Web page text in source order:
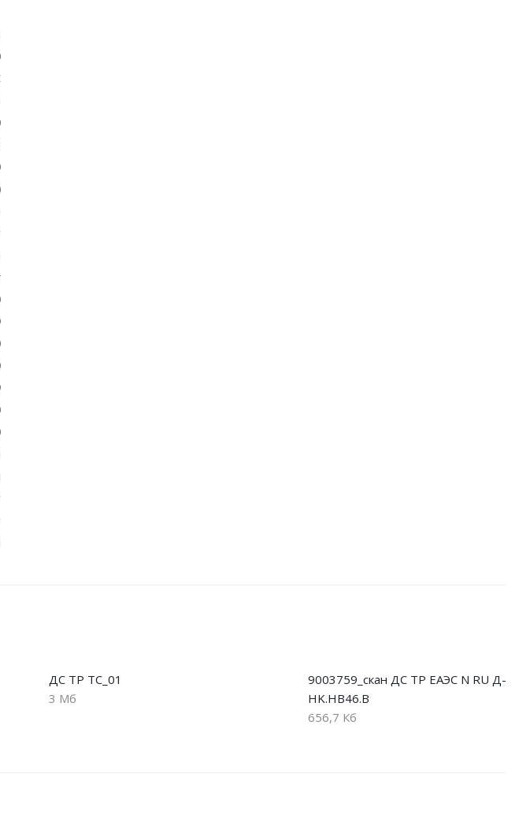
ДС ТР ТС_01
3 Мб
9003759_скан ДС ТР ЕАЭС N RU Д-
HK.НВ46.В
656,7 Кб